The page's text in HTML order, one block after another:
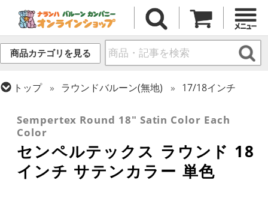
商品カテゴリを見る
トップ ラウンドバルーン(無地)
17/18インチ
Sempertex Round 18" Satin Color Each
Color
センペルテックス ラウンド 18
インチ サテンカラー 単色